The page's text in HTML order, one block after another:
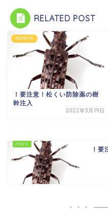
RELATED POST
2022年5月
！要注意！松くい防除薬の樹
幹注入
2022年5月19日
！要